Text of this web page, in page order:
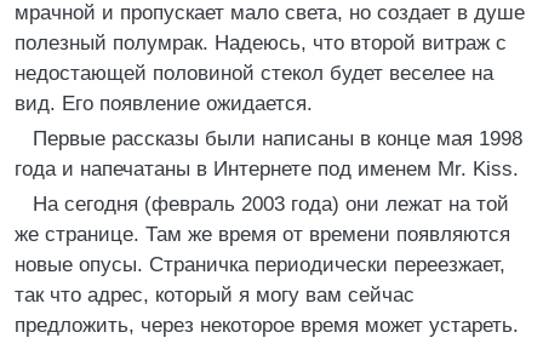
мрачной и пропускает мало света, но создает в душе
полезный полумрак. Надеюсь, что второй витраж с
недостающей половиной стекол будет веселее на
вид. Его появление ожидается.
Первые рассказы были написаны в конце мая 1998
года и напечатаны в Интернете под именем Mr. Kiss.
На сегодня (февраль 2003 года) они лежат на той
же странице. Там же время от времени появляются
новые опусы. Страничка периодически переезжает,
так что адрес, который я могу вам сейчас
предложить, через некоторое время может устареть.